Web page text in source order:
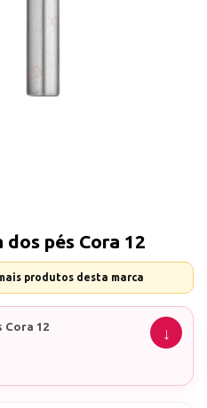
pés Cora 12
produtos desta marca
Cora 12